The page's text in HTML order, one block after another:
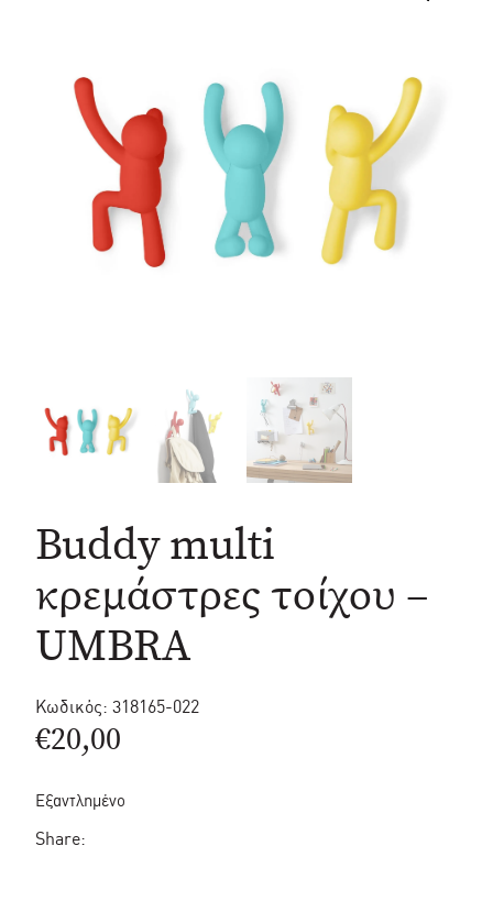
Buddy multi
κρεμάστρες τοίχου –
UMBRA
Κωδικός: 318165-022
€20,00
Εξαντλημένο
Share: